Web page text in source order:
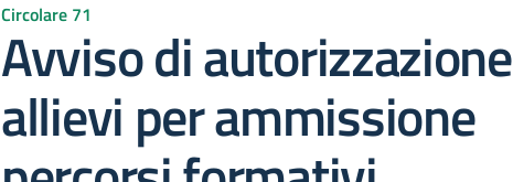
Circolare 71
Avviso di autorizzazione
allievi per ammissione